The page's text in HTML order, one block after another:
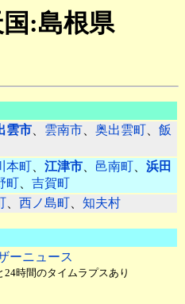
:島根県
雲市、 雲南市、 奥出雲町、 飯
本町、 江津市、 邑南町、 浜田
町、 吉賀町
、 西ノ島町、 知夫村
ーニュース
時間のタイムラプスあり